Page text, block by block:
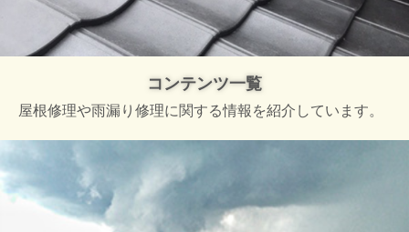
コンテンツ一覧
屋根修理や雨漏り修理に関する情報を紹介しています。